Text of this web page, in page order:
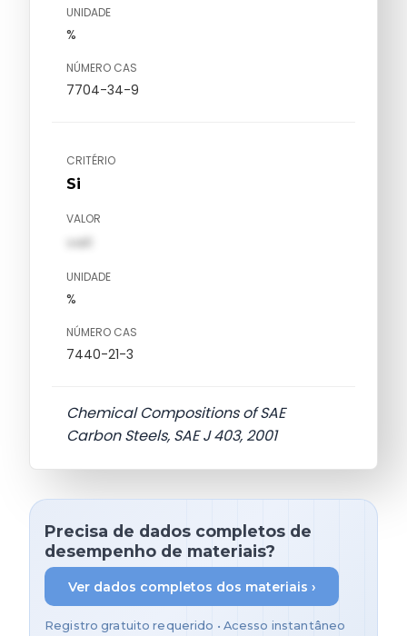
UNIDADE
%
NÚMERO CAS
7704-34-9
CRITÉRIO
Si
VALOR
val1
UNIDADE
%
NÚMERO CAS
7440-21-3
Chemical Compositions of SAE
Carbon Steels, SAE J 403, 2001
Precisa de dados completos de
desempenho de materiais?
Ver dados completos dos materiais ›
Registro gratuito requerido • Acesso instantâneo